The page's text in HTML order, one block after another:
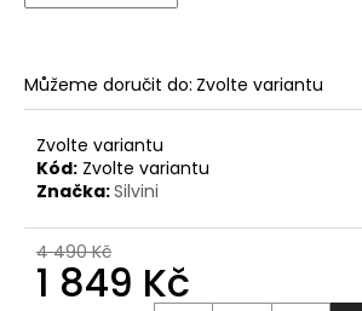
Můžeme doručit do: Zvolte variantu
Zvolte variantu
Kód: Zvolte variantu
Značka:Silvini
4 490 Kč
1 849 Kč
o
p
u
č
u